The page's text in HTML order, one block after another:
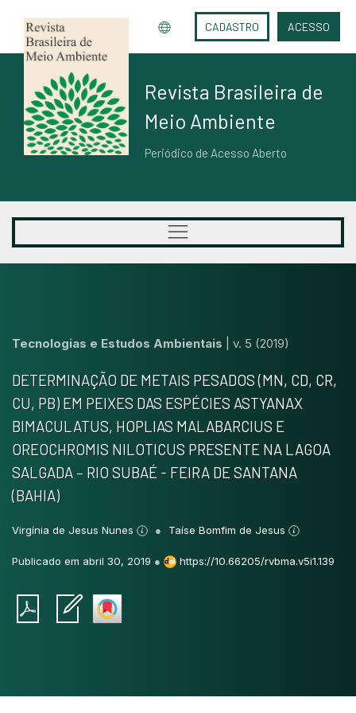
CADASTRO ACESSO
Revista Brasileira de
Meio Ambiente
Periódico de Acesso Aberto
Tecnologias e Estudos Ambientais v. 5 (2019)
DETERMINAÇÃO DE METAIS PESADOS (MN, CD, CR,
CU, PB) EM PEIXES DAS ESPÉCIES ASTYANAX
BIMACULATUS, HOPLIAS MALABARCIUS E
OREOCHROMIS NILOTICUS PRESENTE NA LAGOA
SALGADA – RIO SUBAÉ - FEIRA DE SANTANA
(BAHIA)
Virgínia de Jesus Nunes Taíse Bomfim de Jesus
Publicado em abril 30, 2019 ● https://10.66205/rvbma.v5i1.139